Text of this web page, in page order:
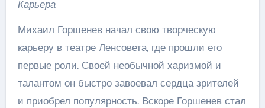
Карьера
Михаил Горшенев начал свою творческую
карьеру в театре Ленсовета, где прошли его
первые роли. Своей необычной харизмой и
талантом он быстро завоевал сердца зрителей
и приобрел популярность. Вскоре Горшенев стал